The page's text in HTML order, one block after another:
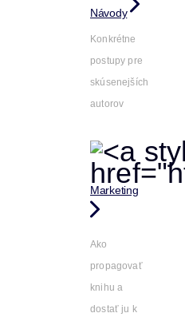
Návody
Konkrétne
postupy pre
skúsenejších
autorov
Marketing
Ako
propagovať
knihu a
dostať ju k